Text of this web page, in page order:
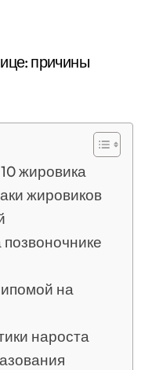
жировика
жировиков
на
нароста